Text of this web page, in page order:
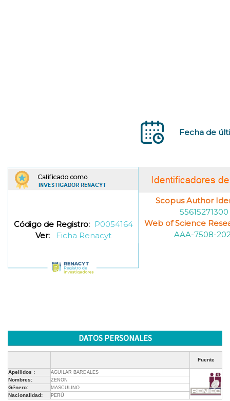
Fecha de
Código de Registro: P0054164
Ver:
Ficha Renacyt
Scopus Author
55615271300
Web of Science
AAA-7508-
DATOS PERSONALES
Fuente
Apellidos : AGUILAR BARDALES
Nombres: ZENON
Género: MASCULINO
Nacionalidad: PERÚ